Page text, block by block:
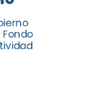
de